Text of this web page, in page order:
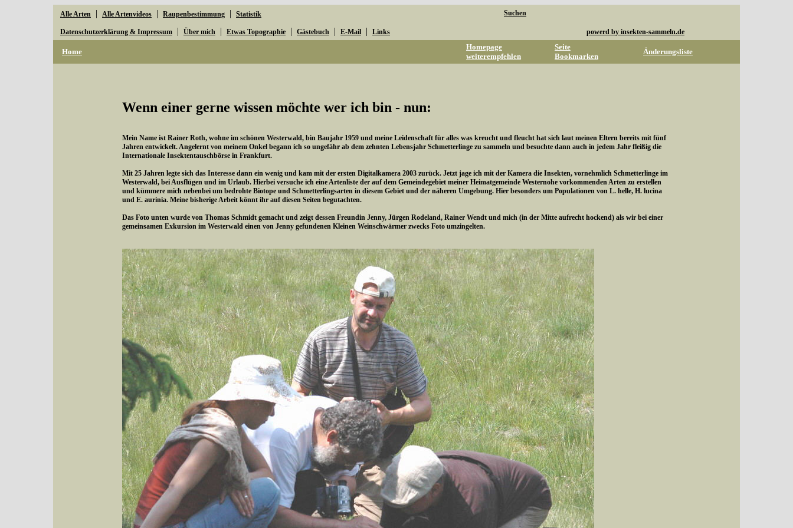
Alle Arten | Alle Artenvideos | Raupenbestimmung | Statistik Suchen
Datenschutzerklärung & Impressum | Über mich | Etwas Topographie | Gästebuch | E-Mail | Links powerd by insekten-sammeln.de
Home
Homepage
weiterempfehlen
Seite
Bookmarken
Änderungsliste
Wenn einer gerne wissen möchte wer ich bin - nun:
Mein Name ist Rainer Roth, wohne im schönen Westerwald, bin Baujahr 1959 und meine Leidenschaft für alles was kreucht und fleucht hat sich laut meinen Eltern bereits mit fünf
Jahren entwickelt. Angelernt von meinem Onkel begann ich so ungefähr ab dem zehnten Lebensjahr Schmetterlinge zu sammeln und besuchte dann auch in jedem Jahr fleißig die
Internationale Insektentauschbörse in Frankfurt.
Mit 25 Jahren legte sich das Interesse dann ein wenig und kam mit der ersten Digitalkamera 2003 zurück. Jetzt jage ich mit der Kamera die Insekten, vornehmlich Schmetterlinge im
Westerwald, bei Ausflügen und im Urlaub. Hierbei versuche ich eine Artenliste der auf dem Gemeindegebiet meiner Heimatgemeinde Westernohe vorkommenden Arten zu erstellen
und kümmere mich nebenbei um bedrohte Biotope und Schmetterlingsarten in diesem Gebiet und der näheren Umgebung. Hier besonders um Populationen von L. helle, H. lucina
und E. aurinia. Meine bisherige Arbeit könnt ihr auf diesen Seiten begutachten.
Das Foto unten wurde von Thomas Schmidt gemacht und zeigt dessen Freundin Jenny, Jürgen Rodeland, Rainer Wendt und mich (in der Mitte aufrecht hockend) als wir bei einer
gemeinsamen Exkursion im Westerwald einen von Jenny gefundenen Kleinen Weinschwärmer zwecks Foto umzingelten.